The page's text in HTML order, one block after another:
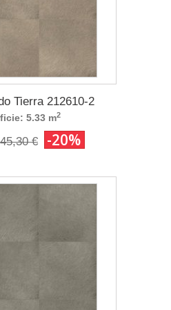
Tierra 212610-2
5.33 m2
45,30 € -20%